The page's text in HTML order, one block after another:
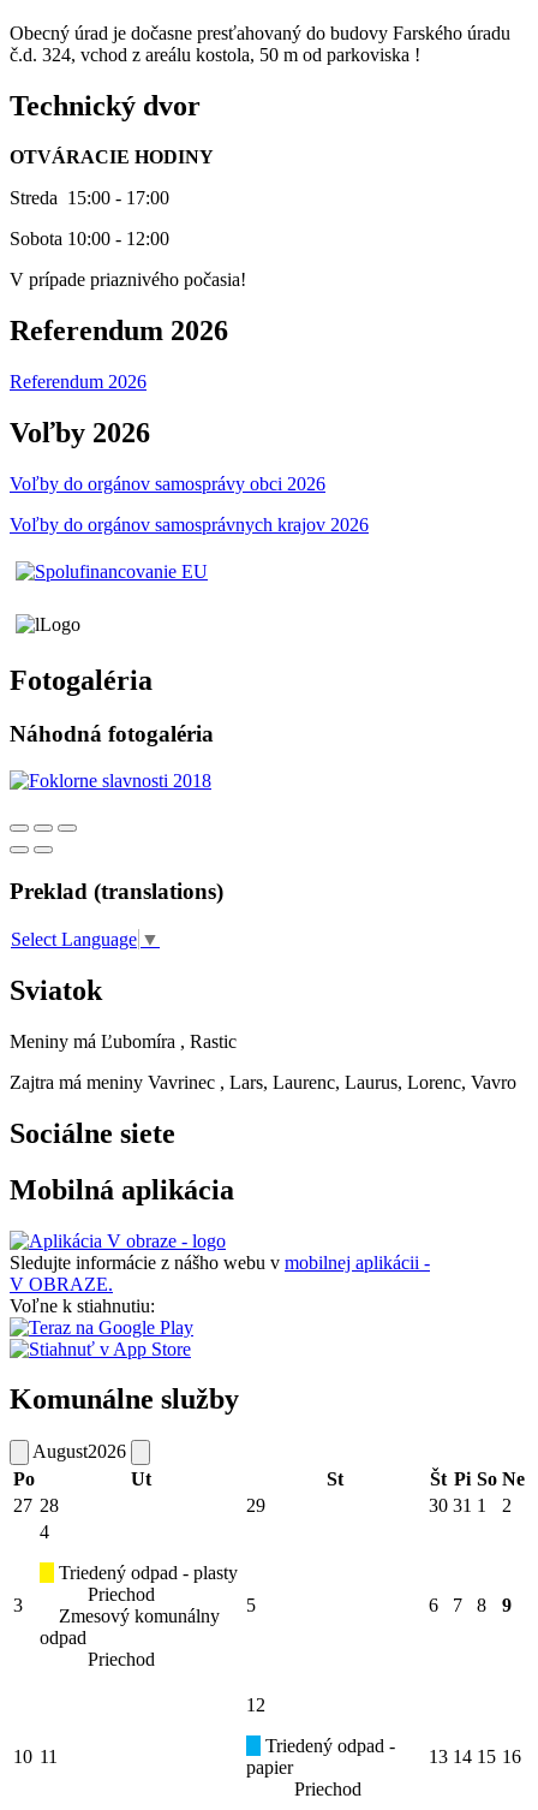
Obecný úrad je dočasne presťahovaný do budovy Farského úradu
č.d. 324, vchod z areálu kostola, 50 m od parkoviska !
Technický dvor
OTVÁRACIE HODINY
Streda 15:00 - 17:00
Sobota 10:00 - 12:00
V prípade priaznivého počasia!
Referendum 2026
Referendum 2026
Voľby 2026
Voľby do orgánov samosprávy obci 2026
Voľby do orgánov samosprávnych krajov 2026
Fotogaléria
Náhodná fotogaléria
Preklad (translations)
Select Language ▼
Sviatok
Meniny má Ľubomíra , Rastic
Zajtra má meniny Vavrinec , Lars, Laurenc, Laurus, Lorenc, Vavro
Sociálne siete
Mobilná aplikácia
Sledujte informácie z nášho webu v mobilnej aplikácii -
V OBRAZE.
Voľne k stiahnutiu:
Komunálne služby
August2026
Po
Ut St Št Pi So Ne
27 28 29 30 31 1 2
3
4
Triedený odpad - plasty
Priechod
Zmesový komunálny
odpad
Priechod
5 6 7 8 9
10 11
12
Triedený odpad -
papier
Priechod
13 14 15 16